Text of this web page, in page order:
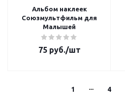
Альбом наклеек
Союзмультфильм для
Малышей
75руб./шт
1 4